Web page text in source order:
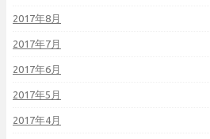
2017年8月
2017年7月
2017年6月
2017年5月
2017年4月